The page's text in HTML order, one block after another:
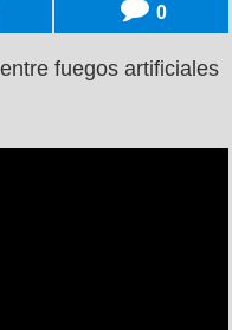
0
fuegos artificiales